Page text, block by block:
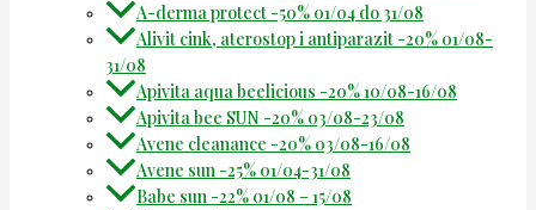
A-derma protect -50% 01/04 do 31/08
Alivit cink, aterostop i antiparazit -20% 01/08-
31/08
Apivita aqua beelicious -20% 10/08-16/08
Apivita bee SUN -20% 03/08-23/08
Avene cleanance -20% 03/08-16/08
Avene sun -25% 01/04-31/08
Babe sun -22% 01/08 – 15/08